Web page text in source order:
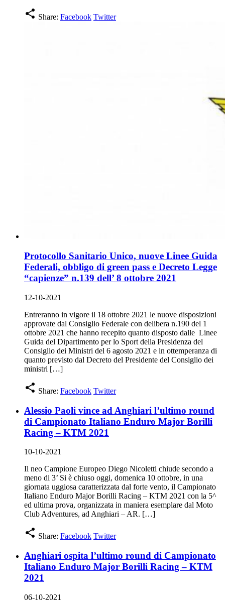
share Share: Facebook Twitter
Protocollo Sanitario Unico, nuove Linee Guida
Federali, obbligo di green pass e Decreto Legge
“capienze” n.139 dell’ 8 ottobre 2021
12-10-2021
Entreranno in vigore il 18 ottobre 2021 le nuove disposizioni
approvate dal Consiglio Federale con delibera n.190 del 1
ottobre 2021 che hanno recepito quanto disposto dalle Linee
Guida del Dipartimento per lo Sport della Presidenza del
Consiglio dei Ministri del 6 agosto 2021 e in ottemperanza di
quanto previsto dal Decreto del Presidente del Consiglio dei
ministri […]
share Share: Facebook Twitter
Alessio Paoli vince ad Anghiari l’ultimo round
di Campionato Italiano Enduro Major Borilli
Racing – KTM 2021
10-10-2021
Il neo Campione Europeo Diego Nicoletti chiude secondo a
meno di 3’ Si è chiuso oggi, domenica 10 ottobre, in una
giornata uggiosa caratterizzata dal forte vento, il Campionato
Italiano Enduro Major Borilli Racing – KTM 2021 con la 5^
ed ultima prova, organizzata in maniera esemplare dal Moto
Club Adventures, ad Anghiari – AR. […]
share Share: Facebook Twitter
Anghiari ospita l’ultimo round di Campionato
Italiano Enduro Major Borilli Racing – KTM
2021
06-10-2021